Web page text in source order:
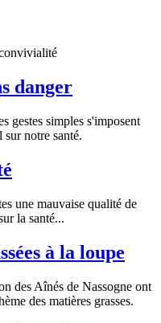
danger
gestes simples s'imposent
notre santé.
une mauvaise qualité de
la santé...
à la loupe
des Aînés de Nassogne ont
des matières grasses.